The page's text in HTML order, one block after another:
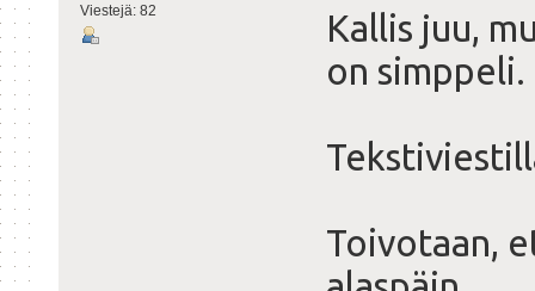
Viestejä: 82
Kallis juu,
on simppeli.
Toivotaan,